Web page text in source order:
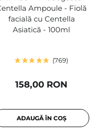
Ampoule - Fiolă
facială cu Centella
Asiatică - 100ml
769
158,00 RON
ADAUGĂ ÎN COȘ